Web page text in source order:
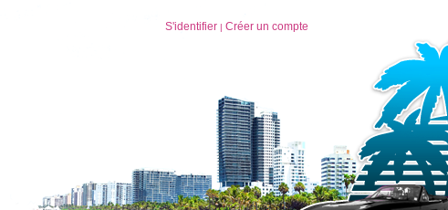
S'identifier | Créer un compte